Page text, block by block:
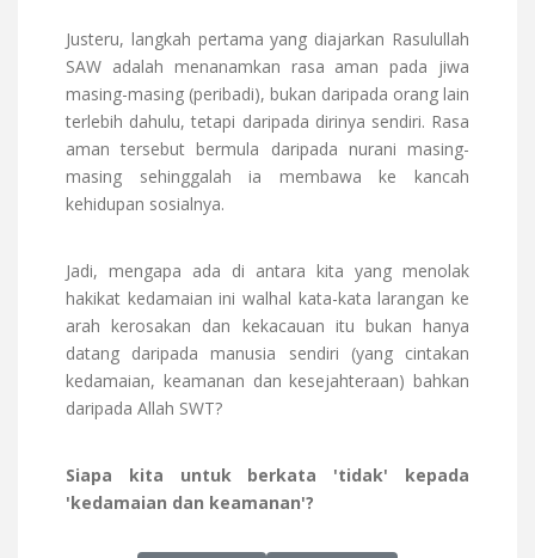
Justeru, langkah pertama yang diajarkan Rasulullah
SAW adalah menanamkan rasa aman pada jiwa
masing-masing (peribadi), bukan daripada orang lain
terlebih dahulu, tetapi daripada dirinya sendiri. Rasa
aman tersebut bermula daripada nurani masing-
masing sehinggalah ia membawa ke kancah
kehidupan sosialnya.
Jadi, mengapa ada di antara kita yang menolak
hakikat kedamaian ini walhal kata-kata larangan ke
arah kerosakan dan kekacauan itu bukan hanya
datang daripada manusia sendiri (yang cintakan
kedamaian, keamanan dan kesejahteraan) bahkan
daripada Allah SWT?
Siapa kita untuk berkata 'tidak' kepada
'kedamaian dan keamanan'?